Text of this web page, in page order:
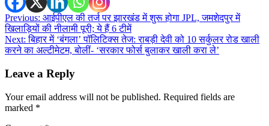
Post
navigation
Previous: आईपीएल की तर्ज पर झारखंड में शुरू होगा JPL, जमशेदपुर में
खिलाड़ियों की नीलामी पूरी; ये हैं 6 टीमें
Next: बिहार में ‘बंगला’ पॉलिटिक्स तेज: राबड़ी देवी को 10 सर्कुलर रोड खाली
करने का अल्टीमेटम, बोलीं- ‘सरकार फोर्स बुलाकर खाली करा ले’
Leave a Reply
Your email address will not be published. Required fields are
marked *